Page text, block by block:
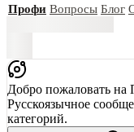
Профи Вопросы Блог
Добро пожаловать на
Русскоязычное
категорий.